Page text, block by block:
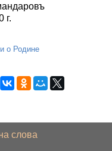
о Родине
слова